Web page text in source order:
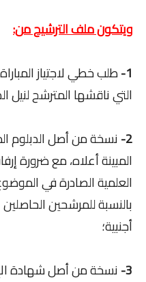
ويتكون ملف الترشيح من:
1- طلب خطي لاجتياز
التي ناقشها المترشح لنيل
2- نسخة من أصل الدبلوم
المبينة أعلاه، مع ضرورة
العلمية الصادرة في
بالنسبة للمرشحين
أجنبية؛
3- نسخة من أصل شهادة